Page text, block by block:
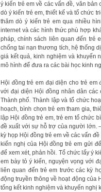
ý kiến trẻ em về các vấn đề, văn
dò ý kiến trẻ em, thiết kế và tổ chức
thăm dò ý kiến trẻ em qua nhiều
internet và các hình thức phù hợp
pháp, chính sách liên quan đến trẻ
chống tai nạn thương tích, hệ thống
giá kết quả, kinh nghiệm và khuyến
mô hình để đưa ra các bài học kinh
Hội đồng trẻ em đại diện cho trẻ
với đại diện Hội đồng nhân dân các
Thành phố. Thành lập và tổ chức
hoạch, bình chọn trẻ em tham gia,
lập Hội đồng trẻ em, trẻ em tổ chức
đề xuất với sự hỗ trợ của người lớn.
kỳ họp Hội đồng trẻ em về các vấn
kiến nghị của Hội đồng trẻ em gửi
để xem xét, phản hồi. Tổ chức lấy ý
em bày tỏ ý kiến, nguyện vọng với
liên quan đến trẻ em trước các kỳ
động truyền thông về hoạt động của
tổng kết kinh nghiệm và khuyến nghị